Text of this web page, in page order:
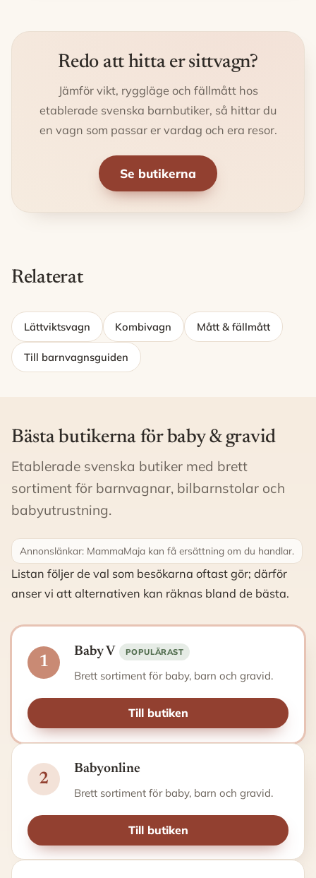
Redo att hitta er sittvagn?
Jämför vikt, ryggläge och fällmått hos
etablerade svenska barnbutiker, så hittar du
en vagn som passar er vardag och era resor.
Se butikerna
Relaterat
Lättviktsvagn Kombivagn Mått & fällmått
Till barnvagnsguiden
Bästa butikerna för baby & gravid
Etablerade svenska butiker med brett
sortiment för barnvagnar, bilbarnstolar och
babyutrustning.
Annonslänkar: MammaMaja kan få ersättning om du handlar.
Listan följer de val som besökarna oftast gör; därför
anser vi att alternativen kan räknas bland de bästa.
1
Baby V POPULÄRAST
Brett sortiment för baby, barn och gravid.
Till butiken
2
Babyonline
Brett sortiment för baby, barn och gravid.
Till butiken